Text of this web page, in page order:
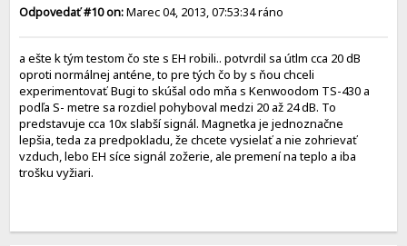
Odpovedať #10 on:Marec 04, 2013, 07:53:34 ráno
a ešte k tým testom čo ste s EH robili.. potvrdil sa útlm cca 20 dB
oproti normálnej anténe, to pre tých čo by s ňou chceli
experimentovať. Bugi to skúšal odo mňa s Kenwoodom TS-430 a
podľa S- metre sa rozdiel pohyboval medzi 20 až 24 dB. To
predstavuje cca 10x slabší signál. Magnetka je jednoznačne
lepšia, teda za predpokladu, že chcete vysielať a nie zohrievať
vzduch, lebo EH síce signál zožerie, ale premení na teplo a iba
trošku vyžiari.